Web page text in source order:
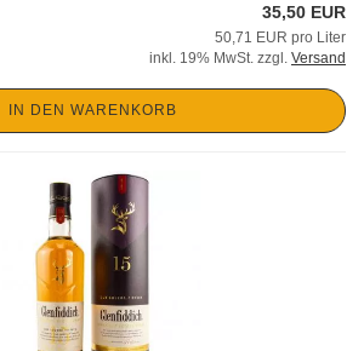
35,50 EUR
50,71 EUR pro Liter
inkl. 19% MwSt. zzgl. Versand
IN DEN WARENKORB